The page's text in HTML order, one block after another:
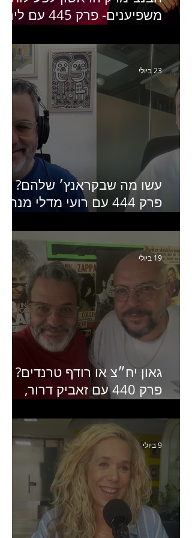
משפיענים- פרק 445 עם לינוי
Humanz ישראל
עשו מה שבקראנץ׳ שלהם?
פרק 444 עם רועי מדלי מנהל
האחרון של קראנץ׳
23 ביולי
גאון יח״צ או רודף טרנדים?
פרק 440 עם זאביק דרור,
ותקשורת
19 ביולי
9 ביולי